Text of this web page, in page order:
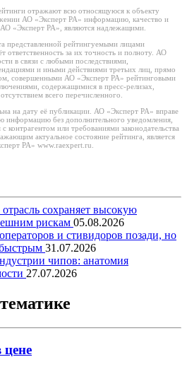
отражают всю относящуюся к объекту
АО «Эксперт РА» информацию, качество и
«Эксперт РА», являются надлежащими.
представленной рейтингуемыми лицами
ответственность за их точность и полноту. АО
в связи с любыми последствиями,
и иными действиями третьих лиц, прямо
совершенными АО «Эксперт РА» рейтинговыми
содержащимися в пресс-релизах,
всего перечисленного.
на дату её публикации. АО «Эксперт РА» вправе
информацию без дополнительного уведомления,
контрагентом или требованиями законодательства
актуальное состояние рейтинга, является
РА» www.raexpert.ru.
сохраняет высокую
рискам 05.08.2026
и стивидоров позади, но
быстрым 31.07.2026
чипов: анатомия
27.07.2026
цене